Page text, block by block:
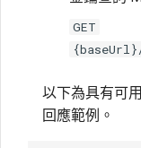
GET
以下為具有可
回應範例。